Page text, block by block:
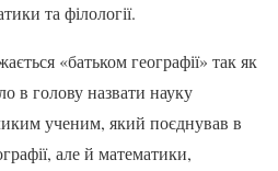
та філології.
«батьком географії» так як
в голову назвати науку
ученим, який поєднував в
але й математики,